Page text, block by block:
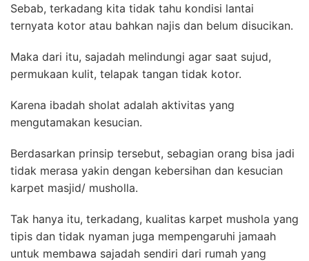
Sebab, terkadang kita tidak tahu kondisi lantai
ternyata kotor atau bahkan najis dan belum disucikan.
Maka dari itu, sajadah melindungi agar saat sujud,
permukaan kulit, telapak tangan tidak kotor.
Karena ibadah sholat adalah aktivitas yang
mengutamakan kesucian.
Berdasarkan prinsip tersebut, sebagian orang bisa jadi
tidak merasa yakin dengan kebersihan dan kesucian
karpet masjid/ musholla.
Tak hanya itu, terkadang, kualitas karpet mushola yang
tipis dan tidak nyaman juga mempengaruhi jamaah
untuk membawa sajadah sendiri dari rumah yang